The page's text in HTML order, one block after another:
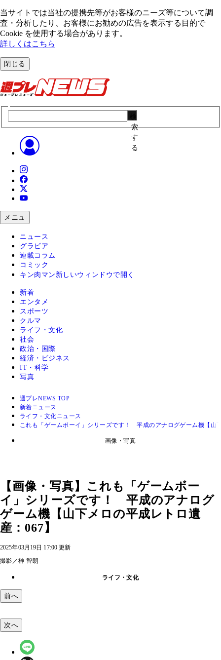
当サイトでは当社の提携先等がお客様のニーズ等について調
査・分析したり、お客様にお勧めの広告を表⽰する⽬的で
Cookie を使⽤する場合があります。
詳しくはこちら
閉じる
索
す
る
メニュ
ニュース
グラビア
連載コラム
コミック
キン肉マン 新しいウィンドウで開く
新着
エンタメ
スポーツ
クルマ
ライフ・文化
社会
政治・国際
経済・ビジネス
IT・科学
写真
週プレNEWS TOP
新着ニュース
ライフ・文化ニュース
これも「ゲームボーイ」シリーズです！ 平成のアナログゲーム機【山
画像・写真
【画像・写真】これも「ゲームボー
イ」シリーズです！ 平成のアナログ
ゲーム機【山下メロの平成レトロ遺
産：067】
2025年03月19日 17:00 更新
撮影／榊 智朗
ライフ・文化
前へ
次へ